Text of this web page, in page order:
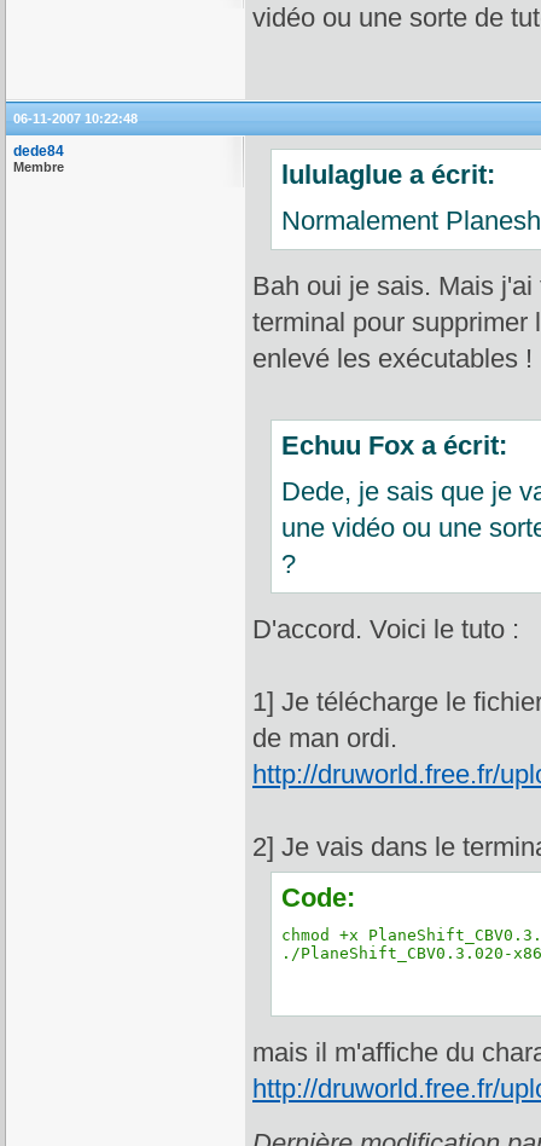
vidéo ou une sorte de
06-11-2007 10:22:48
dede84
Membre
lululaglue a écrit:
Normalement
Bah oui je sais. Mais
terminal pour supprimer
enlevé les exécutables !
Echuu Fox a écrit:
Dede, je sais que je
une vidéo ou une
?
D'accord. Voici le tuto :
1] Je télécharge le
de man ordi.
http://druworld.free.fr/
2] Je vais dans le
Code:
chmod +x
./PlaneShift_CBV0.3.020-
mais il m'affiche du
http://druworld.free.fr/